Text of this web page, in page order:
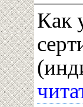
Как